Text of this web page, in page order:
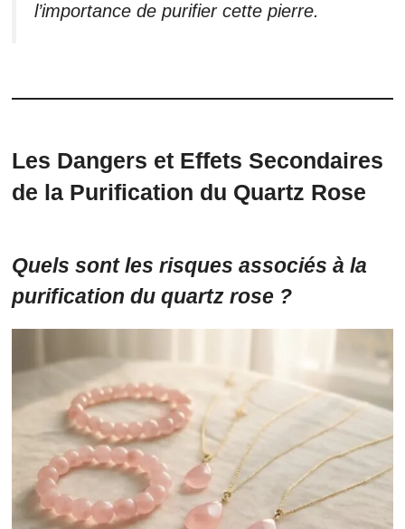
l’importance de purifier cette pierre.
Les Dangers et Effets Secondaires
de la Purification du Quartz Rose
Quels sont les risques associés à la
purification du quartz rose ?